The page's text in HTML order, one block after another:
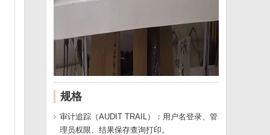
规格
审计追踪（AUDIT TRAIL）：用户名登录、管
理员权限、结果保存查询打印。